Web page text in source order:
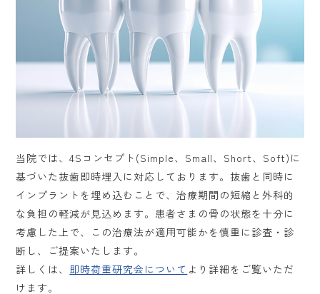
当院では、4Sコンセプト(Simple、Small、Short、Soft)に
基づいた抜歯即時埋入に対応しております。抜歯と同時に
インプラントを埋め込むことで、治療期間の短縮と外科的
な負担の軽減が見込めます。患者さまの骨の状態を十分に
考慮した上で、この治療法が適用可能かを慎重に診査・診
断し、ご提案いたします。
詳しくは、 即時荷重研究会について より詳細をご覧いただ
けます。